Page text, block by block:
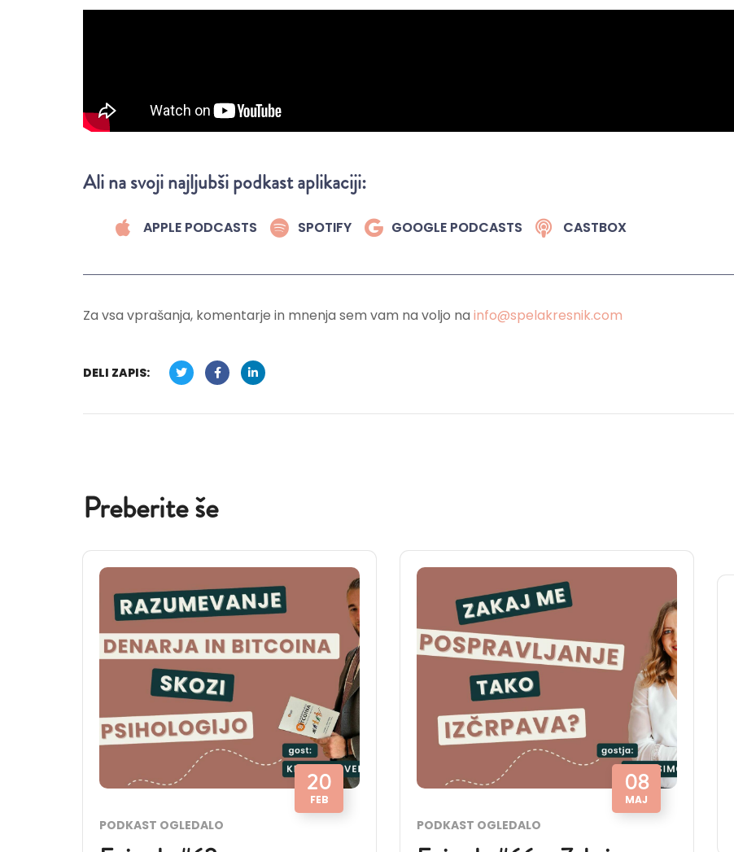
Ali na svoji najljubši podkast aplikaciji:
APPLE PODCASTS SPOTIFY GOOGLE PODCASTS CASTBOX
Za vsa vprašanja, komentarje in mnenja sem vam na voljo na info@spelakresnik.com
DELI ZAPIS:
Preberite še
20
FEB
PODKAST OGLEDALO
08
MAJ
PODKAST OGLEDALO